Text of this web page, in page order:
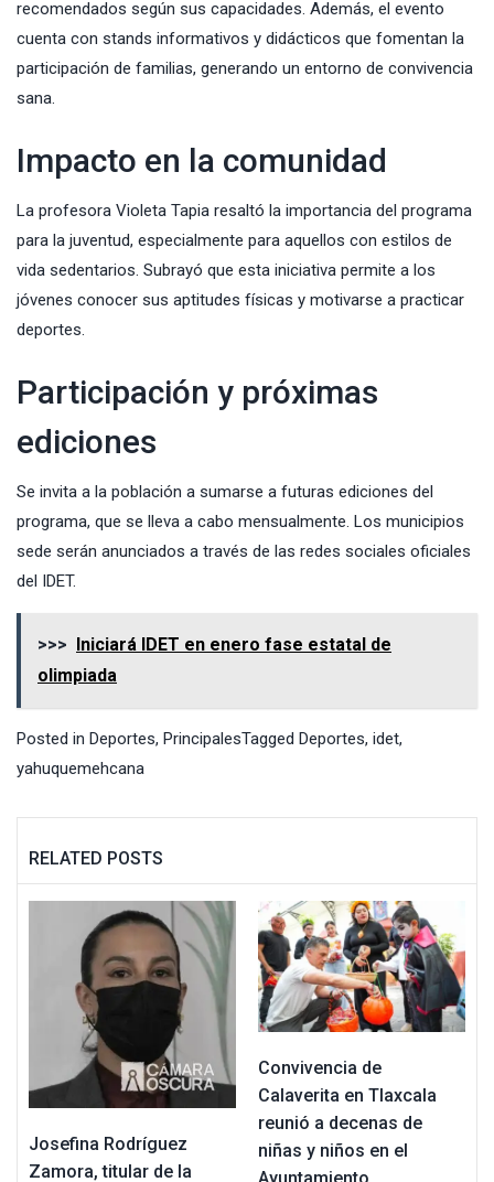
recomendados según sus capacidades. Además, el evento
cuenta con stands informativos y didácticos que fomentan la
participación de familias, generando un entorno de convivencia
sana.
Impacto en la comunidad
La profesora Violeta Tapia resaltó la importancia del programa
para la juventud, especialmente para aquellos con estilos de
vida sedentarios. Subrayó que esta iniciativa permite a los
jóvenes conocer sus aptitudes físicas y motivarse a practicar
deportes.
Participación y próximas
ediciones
Se invita a la población a sumarse a futuras ediciones del
programa, que se lleva a cabo mensualmente. Los municipios
sede serán anunciados a través de las redes sociales oficiales
del IDET.
>>> Iniciará IDET en enero fase estatal de
olimpiada
Posted in Deportes, PrincipalesTagged Deportes, idet,
yahuquemehcana
RELATED POSTS
Josefina Rodríguez
Zamora, titular de la
Convivencia de
Calaverita en Tlaxcala
reunió a decenas de
niñas y niños en el